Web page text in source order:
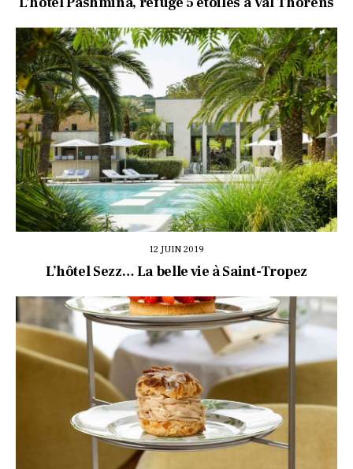
12 JUIN 2019
L’hôtel Sezz… La belle vie à Saint-Tropez